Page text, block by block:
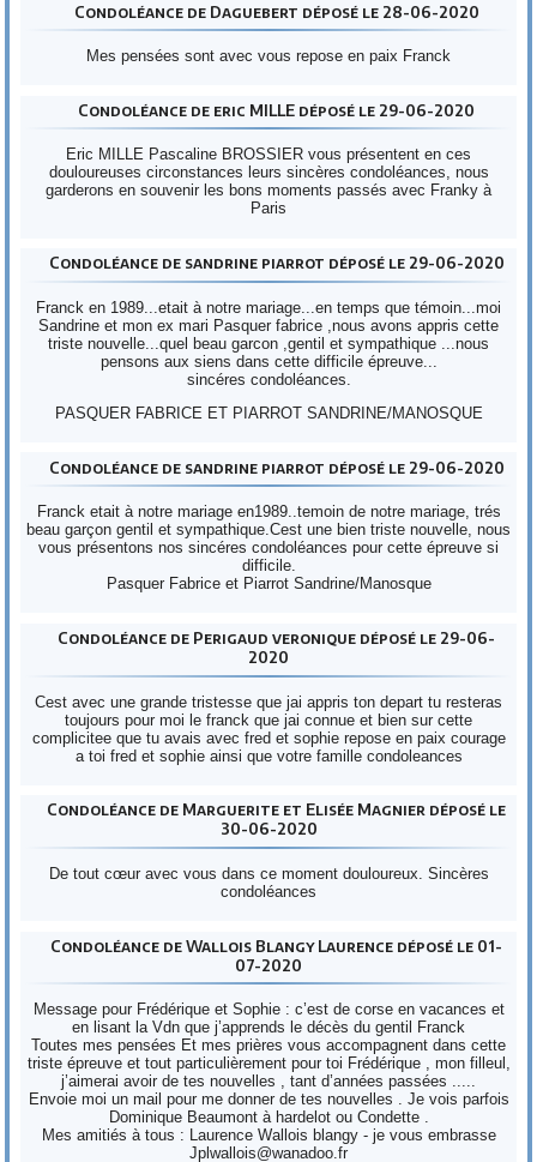
Condoléance de Daguebert déposé le 28-06-2020
Mes pensées sont avec vous repose en paix Franck
Condoléance de eric MILLE déposé le 29-06-2020
Eric MILLE Pascaline BROSSIER vous présentent en ces
douloureuses circonstances leurs sincères condoléances, nous
garderons en souvenir les bons moments passés avec Franky à
Paris
Condoléance de sandrine piarrot déposé le 29-06-2020
Franck en 1989...etait à notre mariage...en temps que témoin...moi
Sandrine et mon ex mari Pasquer fabrice ,nous avons appris cette
triste nouvelle...quel beau garcon ,gentil et sympathique ...nous
pensons aux siens dans cette difficile épreuve...
sincéres condoléances.
PASQUER FABRICE ET PIARROT SANDRINE/MANOSQUE
Condoléance de sandrine piarrot déposé le 29-06-2020
Franck etait à notre mariage en1989..temoin de notre mariage, trés
beau garçon gentil et sympathique.Cest une bien triste nouvelle, nous
vous présentons nos sincéres condoléances pour cette épreuve si
difficile.
Pasquer Fabrice et Piarrot Sandrine/Manosque
Condoléance de Perigaud veronique déposé le 29-06-
2020
Cest avec une grande tristesse que jai appris ton depart tu resteras
toujours pour moi le franck que jai connue et bien sur cette
complicitee que tu avais avec fred et sophie repose en paix courage
a toi fred et sophie ainsi que votre famille condoleances
Condoléance de Marguerite et Elisée Magnier déposé le
30-06-2020
De tout cœur avec vous dans ce moment douloureux. Sincères
condoléances
Condoléance de Wallois Blangy Laurence déposé le 01-
07-2020
Message pour Frédérique et Sophie : c’est de corse en vacances et
en lisant la Vdn que j’apprends le décès du gentil Franck
Toutes mes pensées Et mes prières vous accompagnent dans cette
triste épreuve et tout particulièrement pour toi Frédérique , mon filleul,
j’aimerai avoir de tes nouvelles , tant d’années passées .....
Envoie moi un mail pour me donner de tes nouvelles . Je vois parfois
Dominique Beaumont à hardelot ou Condette .
Mes amitiés à tous : Laurence Wallois blangy - je vous embrasse
Jplwallois@wanadoo.fr